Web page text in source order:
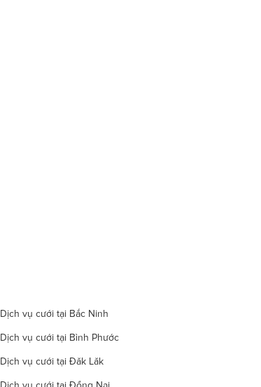
Dịch vụ cưới tại Bắc Ninh
Dịch vụ cưới tại Bình Phước
Dịch vụ cưới tại Đăk Lăk